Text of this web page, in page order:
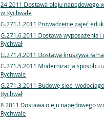
24 2011 Dostawa oleju napędowego
w Rychwale
G.271.1.2011 Prowadzenie zajeć
G.271.6.2011 Dostawa wyposażenia
Rychwał
G.271.4.2011 Dostawa kruszywa
G.271.5.2011 Modernizacja sposobu
Rychwale
G.271.3.2011 Budowę sieci
Rychwał
8 2011 Dostawa oleju napędowego
Rychwale